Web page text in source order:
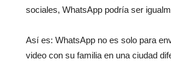
sociales, WhatsApp podría ser
Así es: WhatsApp no ​​es solo para
video con su familia en una ciudad